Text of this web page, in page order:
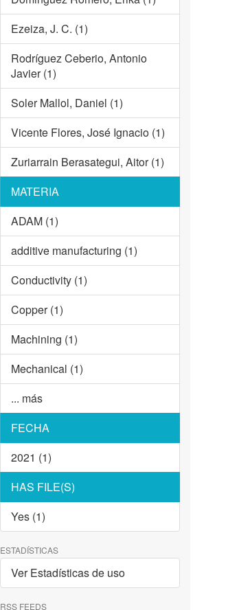
Ezeiza, J. C. (1)
Rodríguez Ceberio, Antonio
Javier (1)
Soler Mallol, Daniel (1)
Vicente Flores, José Ignacio (1)
Zuriarrain Berasategui, Aitor (1)
MATERIA
ADAM (1)
additive manufacturing (1)
Conductivity (1)
Copper (1)
Machining (1)
Mechanical (1)
... más
FECHA
2021 (1)
HAS FILE(S)
Yes (1)
ESTADÍSTICAS
Ver Estadísticas de uso
RSS FEEDS